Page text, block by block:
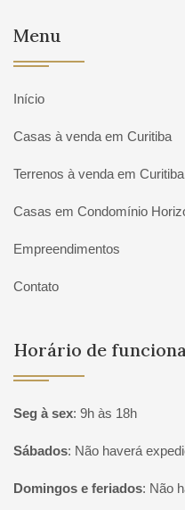
Menu
Início
Casas à venda em Curitiba
Terrenos à venda em Curitiba
Casas em Condomínio
Empreendimentos
Contato
Horário de
Seg à sex: 9h às 18h
Sábados: Não haverá
Domingos e feriados: Não